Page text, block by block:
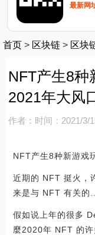
最新网
首页 > 区块链 > 区块
NFT产生8种
2021年大风
作者： 时间：2021/3/
NFT产生8种新游戏
近期的 NFT 挺火，
来是与 NFT 有关的
假如说上年的很多
麼2020年 NFT 的